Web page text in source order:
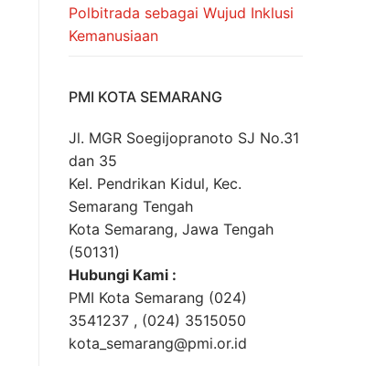
Polbitrada sebagai Wujud Inklusi
Kemanusiaan
PMI KOTA SEMARANG
Jl. MGR Soegijopranoto SJ No.31
dan 35
Kel. Pendrikan Kidul, Kec.
Semarang Tengah
Kota Semarang, Jawa Tengah
(50131)
Hubungi Kami :
PMI Kota Semarang (024)
3541237 , (024) 3515050
kota_semarang@pmi.or.id